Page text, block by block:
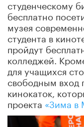
студенческому
бесплатно
музея
студента в
пройдут
колледжей.
для учащихся
свободным вход
кинокаток,
проекта «Зима в